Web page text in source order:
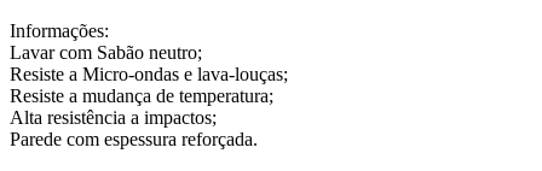
Informações:
Lavar com Sabão neutro;
Resiste a Micro-ondas e lava-louças;
Resiste a mudança de temperatura;
Alta resistência a impactos;
Parede com espessura reforçada.